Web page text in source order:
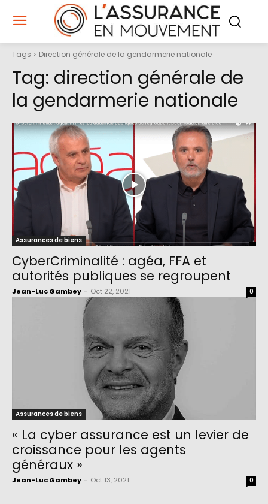
Tags Direction générale de la gendarmerie nationale
Tag: direction générale de
la gendarmerie nationale
Assurances de biens
CyberCriminalité : agéa, FFA et
autorités publiques se regroupent
Jean-Luc Gambey Oct 22, 2021 0
Assurances de biens
« La cyber assurance est un levier de
croissance pour les agents
généraux »
Jean-Luc Gambey Oct 13, 2021 0